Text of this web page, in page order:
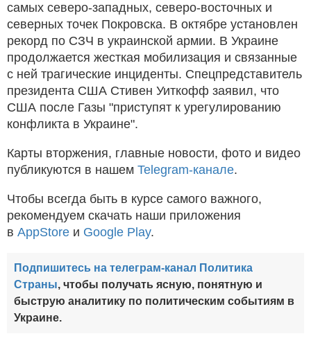
самых северо-западных, северо-восточных и
северных точек Покровска. В октябре установлен
рекорд по СЗЧ в украинской армии. В Украине
продолжается жесткая мобилизация и связанные
с ней трагические инциденты. Спецпредставитель
президента США Стивен Уиткофф заявил, что
США после Газы "приступят к урегулированию
конфликта в Украине".
Карты вторжения, главные новости, фото и видео
публикуются в нашем Telegram-канале.
Чтобы всегда быть в курсе самого важного,
рекомендуем скачать наши приложения
в AppStore и Google Play.
Подпишитесь на телеграм-канал Политика
Страны, чтобы получать ясную, понятную и
быструю аналитику по политическим событиям в
Украине.